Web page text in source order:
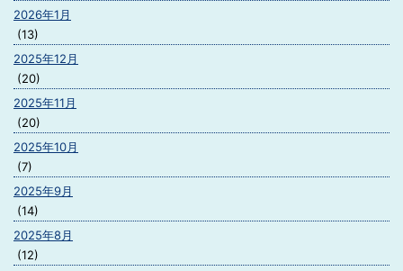
2026年1月
(13)
2025年12月
(20)
2025年11月
(20)
2025年10月
(7)
2025年9月
(14)
2025年8月
(12)